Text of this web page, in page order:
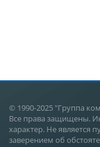
© 1990-2025 "Группа
Все права защищены.
характер. Не является
заверением об